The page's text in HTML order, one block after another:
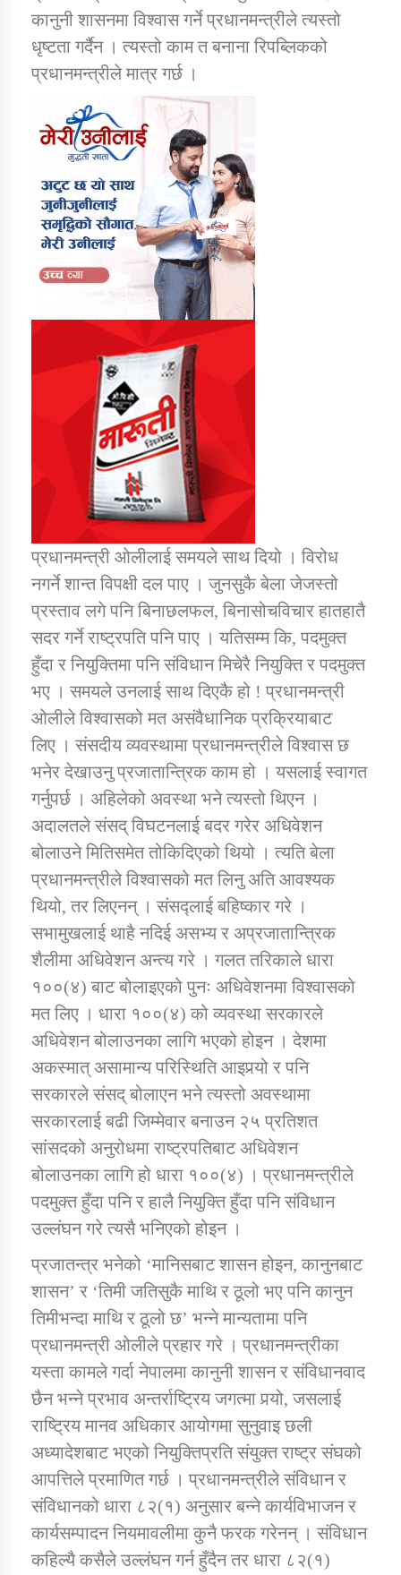
कानुनी शासनमा विश्वास गर्ने प्रधानमन्त्रीले त्यस्तो
धृष्टता गर्दैन । त्यस्तो काम त बनाना रिपब्लिकको
प्रधानमन्त्रीले मात्र गर्छ ।
प्रधानमन्त्री ओलीलाई समयले साथ दियो । विरोध
नगर्ने शान्त विपक्षी दल पाए । जुनसुकै बेला जेजस्तो
प्रस्ताव लगे पनि बिनाछलफल, बिनासोचविचार हातहातै
सदर गर्ने राष्ट्रपति पनि पाए । यतिसम्म कि, पदमुक्त
हुँदा र नियुक्तिमा पनि संविधान मिचेरै नियुक्ति र पदमुक्त
भए । समयले उनलाई साथ दिएकै हो ! प्रधानमन्त्री
ओलीले विश्वासको मत असंवैधानिक प्रक्रियाबाट
लिए । संसदीय व्यवस्थामा प्रधानमन्त्रीले विश्वास छ
भनेर देखाउनु प्रजातान्त्रिक काम हो । यसलाई स्वागत
गर्नुपर्छ । अहिलेको अवस्था भने त्यस्तो थिएन ।
अदालतले संसद् विघटनलाई बदर गरेर अधिवेशन
बोलाउने मितिसमेत तोकिदिएको थियो । त्यति बेला
प्रधानमन्त्रीले विश्वासको मत लिनु अति आवश्यक
थियो, तर लिएनन् । संसद्लाई बहिष्कार गरे ।
सभामुखलाई थाहै नदिई असभ्य र अप्रजातान्त्रिक
शैलीमा अधिवेशन अन्त्य गरे । गलत तरिकाले धारा
१००(४) बाट बोलाइएको पुनः अधिवेशनमा विश्वासको
मत लिए । धारा १००(४) को व्यवस्था सरकारले
अधिवेशन बोलाउनका लागि भएको होइन । देशमा
अकस्मात् असामान्य परिस्थिति आइपर्‍यो र पनि
सरकारले संसद् बोलाएन भने त्यस्तो अवस्थामा
सरकारलाई बढी जिम्मेवार बनाउन २५ प्रतिशत
सांसदको अनुरोधमा राष्ट्रपतिबाट अधिवेशन
बोलाउनका लागि हो धारा १००(४) । प्रधानमन्त्रीले
पदमुक्त हुँदा पनि र हालै नियुक्ति हुँदा पनि संविधान
उल्लंघन गरे त्यसै भनिएको होइन ।
प्रजातन्त्र भनेको ‘मानिसबाट शासन होइन, कानुनबाट
शासन’ र ‘तिमी जतिसुकै माथि र ठूलो भए पनि कानुन
तिमीभन्दा माथि र ठूलो छ’ भन्ने मान्यतामा पनि
प्रधानमन्त्री ओलीले प्रहार गरे । प्रधानमन्त्रीका
यस्ता कामले गर्दा नेपालमा कानुनी शासन र संविधानवाद
छैन भन्ने प्रभाव अन्तर्राष्ट्रिय जगत्मा पर्‍यो, जसलाई
राष्ट्रिय मानव अधिकार आयोगमा सुनुवाइ छली
अध्यादेशबाट भएको नियुक्तिप्रति संयुक्त राष्ट्र संघको
आपत्तिले प्रमाणित गर्छ । प्रधानमन्त्रीले संविधान र
संविधानको धारा ८२(१) अनुसार बन्ने कार्यविभाजन र
कार्यसम्पादन नियमावलीमा कुनै फरक गरेनन् । संविधान
कहिल्यै कसैले उल्लंघन गर्न हुँदैन तर धारा ८२(१)